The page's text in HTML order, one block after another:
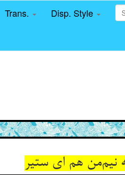
Trans. Disp. Style